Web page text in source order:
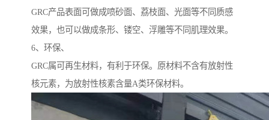
GRC产品表面可做成喷砂面、荔枝面、光面等不同质感
效果，也可以做成条形、镂空、浮雕等不同肌理效果。
6、环保、
GRC属可再生材料，有利于环保。原材料不含有放射性
核元素，为放射性核素含量A类环保材料。